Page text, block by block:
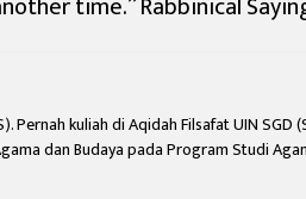
Pernah kuliah di Aqidah Filsafat UIN
dan Budaya pada Program Studi